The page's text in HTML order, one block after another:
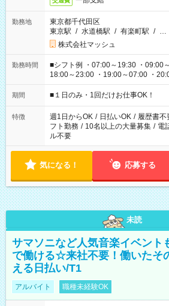
勤務地
東京都千代田区
東京駅 / 水道橋駅 / 有楽町駅 / …
株式会社マッシュ
勤務時間
■シフト例 ・07:00～19:30 ・09:00
18:00～23:00 ・19:00～07:00 ・
etc ★最短で3時間で5,120円のお仕事から 15時間で2万円近く稼
げるお仕事も！ ご希望のお時間に合わせてご紹介！ ※シフトは
ください！
期間 ■１日のみ・1回だけお仕事OK！
特徴 週1日からOK / 日払いOK / 履歴書不
フト勤務 / 10名以上の大量募集 / 電
ル不要
気になる！ 応募する
未読
サマソニなど人気音楽イベント
で働ける☆来社不要！働いたそ
える日払い/T1
アルバイト 職種未経験OK